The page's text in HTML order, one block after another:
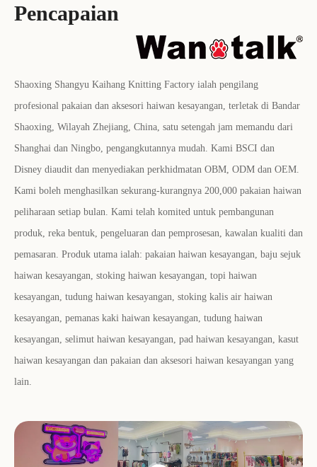
Pencapaian
Shaoxing Shangyu Kaihang Knitting Factory ialah pengilang
profesional pakaian dan aksesori haiwan kesayangan, terletak di Bandar
Shaoxing, Wilayah Zhejiang, China, satu setengah jam memandu dari
Shanghai dan Ningbo, pengangkutannya mudah. Kami BSCI dan
Disney diaudit dan menyediakan perkhidmatan OBM, ODM dan OEM.
Kami boleh menghasilkan sekurang-kurangnya 200,000 pakaian haiwan
peliharaan setiap bulan. Kami telah komited untuk pembangunan
produk, reka bentuk, pengeluaran dan pemprosesan, kawalan kualiti dan
pemasaran. Produk utama ialah: pakaian haiwan kesayangan, baju sejuk
haiwan kesayangan, stoking haiwan kesayangan, topi haiwan
kesayangan, tudung haiwan kesayangan, stoking kalis air haiwan
kesayangan, pemanas kaki haiwan kesayangan, tudung haiwan
kesayangan, selimut haiwan kesayangan, pad haiwan kesayangan, kasut
haiwan kesayangan dan pakaian dan aksesori haiwan kesayangan yang
lain.